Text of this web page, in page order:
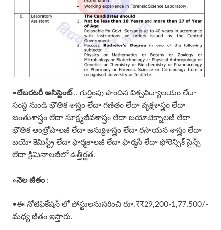
•లేబరటరీ అసిస్టెంట్:: గుర్తింపు పొందిన విశ్వవిద్యాలయం లేదా
సంస్థ నుండి భౌతిక శాస్త్రం లేదా గణితం లేదా వృక్షశాస్త్రం లేదా
జంతుశాస్త్రం లేదా సూక్ష్మజీవశాస్త్రం లేదా బయోటెక్నాలజీ లేదా
భౌతిక ఆంత్రోపాలజీ లేదా జన్యుశాస్త్రం లేదా రసాయన శాస్త్రం లేదా
బయో కెమిస్ట్రీ లేదా ఫార్మకాలజీ లేదా ఫార్మసీ లేదా ఫోరెన్సిక్ సైన్స్
లేదా క్రిమినాలజీలో ఉత్తీర్ణత.
»నెల జీతం:
•ఈ నోటిఫికేషన్ లో పోస్టులనుసరించి రూ.₹₹29,200-1,77,500/-
మధ్య జీతం ఇస్తారు.